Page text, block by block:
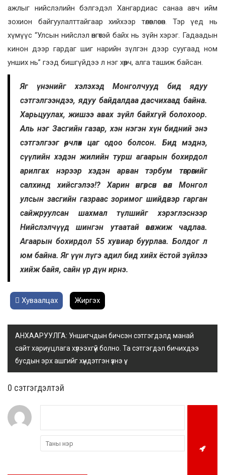
ажлыг нийслэлийн бэлгэдэл Хангардиас санаа авч ийм
зохион байгуулалттайгаар хийхээр төлөвлөсөн. Тэр үед нь
хүмүүс “Улсын нийслэл өнгөтэй байх нь зүйн хэрэг. Гадаадын
кинон дээр гардаг шиг нарийн зүлгэн дээр суугаад ном
унших нь” гээд бишгүйдээ л нэг хөөрч, алга ташиж байсан.
Яг үнэнийг хэлэхэд Монголчууд бид ядуу
сэтгэлгээндээ, ядуу байдалдаа дасчихаад байна.
Харьцуулах, жишээ авах зүйл байхгүй болохоор.
Аль нэг Засгийн газар, хэн нэгэн хүн бидний энэ
сэтгэлгээг өөрчлөх цаг одоо болсон. Бид мэднэ,
сүүлийн хэдэн жилийн турш агаарын бохирдол
арилгах нэрээр хэдэн арван тэрбум төгрөгийг
салхинд хийсгэлээ!? Харин өнгөрсөн өвөл Монгол
улсын засгийн газраас зоримог шийдвэр гарган
сайжруулсан шахмал түлшийг хэрэглэснээр
Нийслэлчүүд шингэн утаатай өвөлжиж чадлаа.
Агаарын бохирдол 55 хувиар буурлаа. Болдог л
юм байна. Яг үүн лүгэ адил бид хийх ёстой зүйлээ
хийж байя, сайн үр дүн ирнэ.
Хуваалцах Жиргэх
АНХААРУУЛГА: Уншигчдын бичсэн сэтгэгдэлд манай
сайт хариуцлага хүлээхгүй болно. Та сэтгэгдэл бичихдээ
бусдын эрх ашгийг хүндэтгэн үзнэ үү.
0 cэтгэгдэлтэй